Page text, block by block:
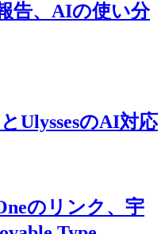
告、AIの使い分
UlyssesのAI対応
のリンク、宇